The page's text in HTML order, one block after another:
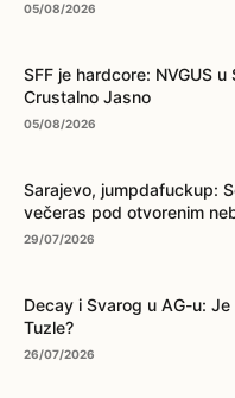
05/08/2026
SFF je hardcore: NVGUS
Crustalno Jasno
05/08/2026
Sarajevo, jumpdafuckup:
večeras pod otvorenim
29/07/2026
Decay i Svarog u AG-u:
Tuzle?
26/07/2026